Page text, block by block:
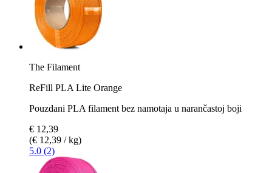
The Filament
ReFill PLA Lite Orange
Pouzdani PLA filament bez namotaja u narančastoj boji
€ 12,39
(€ 12,39 / kg)
5.0 (2)